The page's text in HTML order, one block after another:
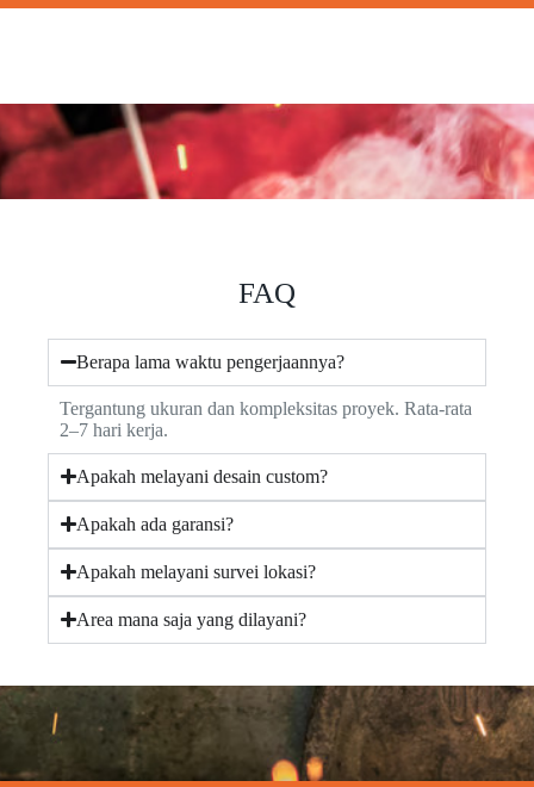
FAQ
Berapa lama waktu pengerjaannya?
Tergantung ukuran dan kompleksitas proyek. Rata-rata
2–7 hari kerja.
Apakah melayani desain custom?
Apakah ada garansi?
Apakah melayani survei lokasi?
Area mana saja yang dilayani?